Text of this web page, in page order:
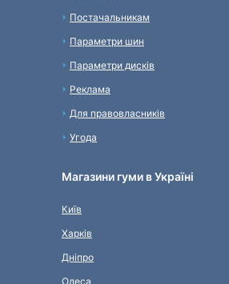
Постачальникам
Параметри шин
Параметри дисків
Реклама
Для правовласників
Угода
Магазини гуми в Україні
Київ
Харків
Дніпро
Одеса